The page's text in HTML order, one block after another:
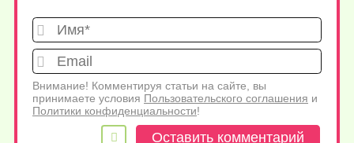
Имя*
Внимание! Комментируя статьи на сайте, вы
принимаете условия Пользовательского соглашения и
Политики конфиденциальности!